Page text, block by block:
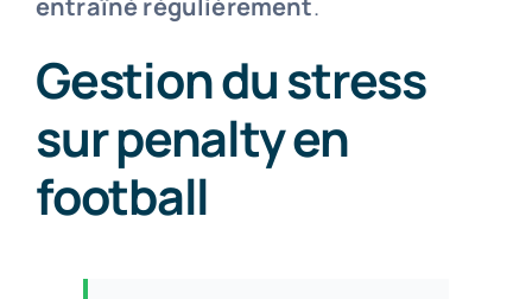
Gestion du stress
sur penalty en
football